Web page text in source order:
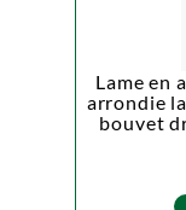
Lame en
arrondie
bouvet